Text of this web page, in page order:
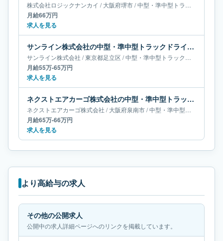
株式会社ロジックナンカイ /大阪府堺市/中型・準中型トラックドライバー
月給66万円
求人を見る
サンライン株式会社の中型・準中型トラックドライバー求人｜東京都足立区｜月給55万-65万円
サンライン株式会社 /東京都足立区 /中型・準中型トラックドライバー
月給55万-65万円
求人を見る
ネクストエアカーゴ株式会社の中型・準中型トラックドライバー求人｜大阪府泉南市｜月給65万-66万円
ネクストエアカーゴ株式会社 /大阪府泉南市/中型・準中型トラックドライバー
月給65万-66万円
求人を見る
より高給与の求人
その他の公開求人
公開中の求人詳細ページへのリンクを掲載しています。